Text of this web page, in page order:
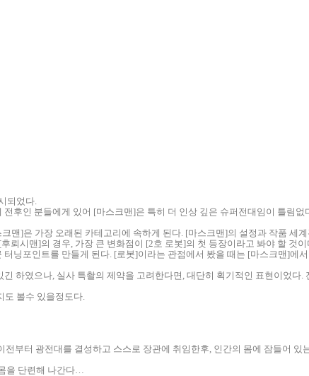
되었다.
후인 분들에게 있어 [마스크맨]은 특히 더 인상 깊은 슈퍼전대임이 틀림없
맨]은 가장 오래된 카테고리에 속하게 된다. [마스크맨]의 설정과 작품 세
뢰시맨]의 경우, 가장 큰 변화점이 [2호 로봇]의 첫 등장이라고 봐야 할 것이
닝포인트를 만들게 된다. [로봇]이라는 관점에서 봤을 때는 [마스크맨]에
하였으나, 실사 특촬의 제약을 고려한다면, 대단히 획기적인 표현이었다
도 볼수 있을정도다.
부터 광전대를 결성하고 스스로 장관에 취임한후, 인간의 몸에 잠들어
을 단련해 나간다…